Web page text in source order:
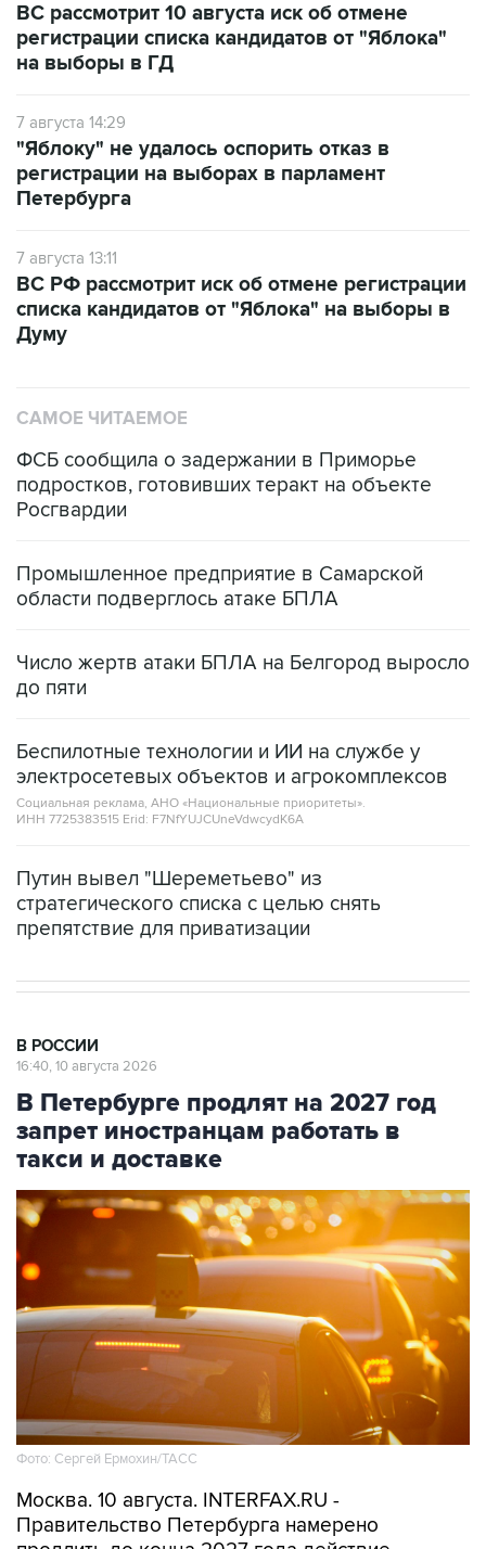
ВС рассмотрит 10 августа иск об отмене
регистрации списка кандидатов от "Яблока"
на выборы в ГД
7 августа 14:29
"Яблоку" не удалось оспорить отказ в
регистрации на выборах в парламент
Петербурга
7 августа 13:11
ВС РФ рассмотрит иск об отмене регистрации
списка кандидатов от "Яблока" на выборы в
Думу
САМОЕ ЧИТАЕМОЕ
ФСБ сообщила о задержании в Приморье
подростков, готовивших теракт на объекте
Росгвардии
Промышленное предприятие в Самарской
области подверглось атаке БПЛА
Число жертв атаки БПЛА на Белгород выросло
до пяти
Беспилотные технологии и ИИ на службе у
электросетевых объектов и агрокомплексов
Социальная реклама, АНО «Национальные приоритеты».
ИНН 7725383515 Erid: F7NfYUJCUneVdwcydK6A
Путин вывел "Шереметьево" из
стратегического списка с целью снять
препятствие для приватизации
В РОССИИ
16:40, 10 августа 2026
В Петербурге продлят на 2027 год
запрет иностранцам работать в
такси и доставке
Фото: Сергей Ермохин/ТАСС
Москва. 10 августа. INTERFAX.RU -
Правительство Петербурга намерено